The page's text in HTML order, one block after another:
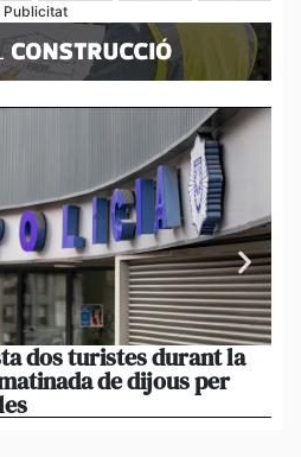
Publicitat
dos turistes durant la
de dijous per